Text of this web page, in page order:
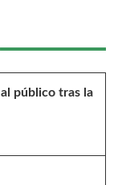
público tras la